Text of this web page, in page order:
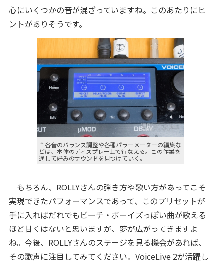
心にいくつかの音が混ざっていますね。このあたりにヒ
ントがありそうです。
↑各音のバランス調整や各種パラーメーターの編集な
どは、本体のディスプレー上で行なえる。この作業を
通して好みのサウンドを見つけていく。
もちろん、ROLLYさんの弾き方や歌い方があってこそ
実現できたパフォーマンスであって、このプリセットが
手に入ればだれでもビーチ・ボーイズっぽい曲が歌える
ほど甘くはないと思いますが、夢が広がってきますよ
ね。今後、ROLLYさんのステージを見る機会があれば、
その歌声に注目してみてください。VoiceLive 2が活躍し